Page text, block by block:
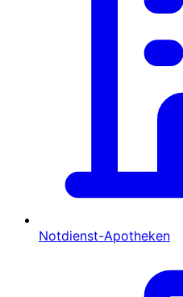
Notdienst-Apotheken